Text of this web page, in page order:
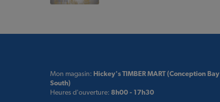
Mon magasin: Hickey's TIMBER MART (Conception Bay
South)
Heures d'ouverture: 8h00 - 17h30